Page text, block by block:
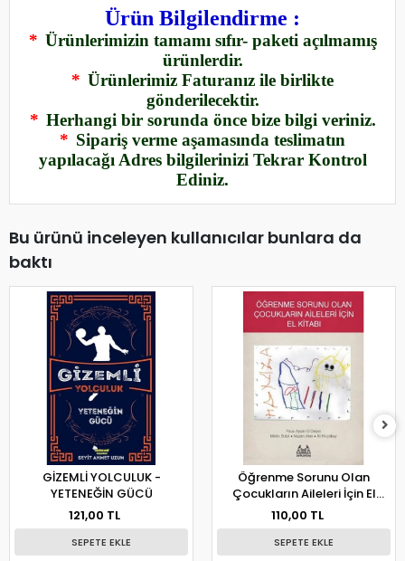
Ürün Bilgilendirme :
* Ürünlerimizin tamamı sıfır- paketi açılmamış
ürünlerdir.
* Ürünlerimiz Faturanız ile birlikte
gönderilecektir.
* Herhangi bir sorunda önce bize bilgi veriniz.
* Sipariş verme aşamasında teslimatın
yapılacağı Adres bilgilerinizi Tekrar Kontrol
Ediniz.
Bu ürünü inceleyen kullanıcılar bunlara da
baktı
GİZEMLİ YOLCULUK -
YETENEĞİN GÜCÜ
121,00 TL
SEPETE EKLE
Öğrenme Sorunu Olan
Çocukların Aileleri İçin El
Kitabı
110,00 TL
SEPETE EKLE